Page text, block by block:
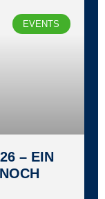
EVENTS
– EIN